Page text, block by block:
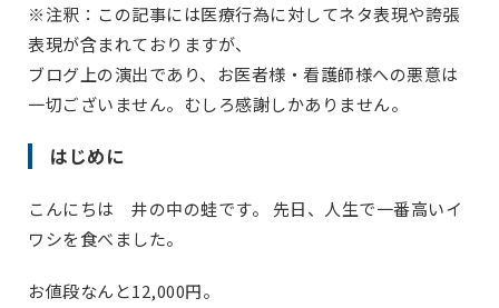
※注釈：この記事には医療行為に対してネタ表現や誇張
表現が含まれておりますが、
ブログ上の演出であり、お医者様・看護師様への悪意は
一切ございません。むしろ感謝しかありません。
はじめに
こんにちは 井の中の蛙です。 先日、人生で一番高いイ
ワシを食べました。
お値段なんと12,000円。